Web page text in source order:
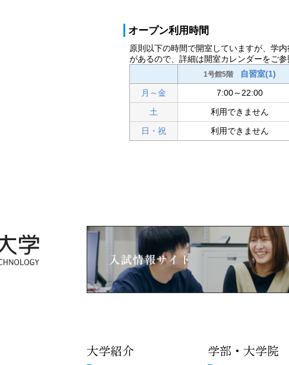
オープン利用時間
原則以下の時間で開室していますが、学
があるので、詳細は開室カレンダーをご参
1号館5階 自習室(1)
月～金
7:00～22:00
土
利用できません
日・祝
利用できません
大学紹介 学部・大学院